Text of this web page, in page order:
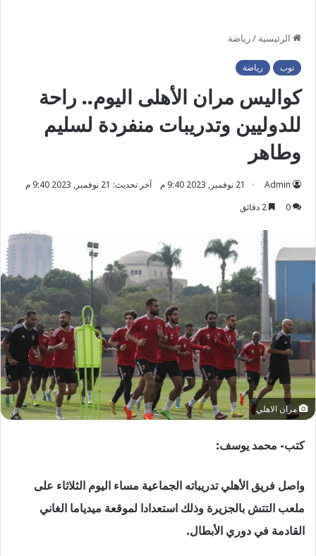
الرئيسية /رياضة
توب رياضة
كواليس مران الأهلى اليوم.. راحة
للدوليين وتدريبات منفردة لسليم
وطاهر
Admin 21 نوفمبر, 2023 9:40 م
آخر تحديث: 21 نوفمبر, 2023 9:40 م
0
مران الاهلي
كتب- محمد يوسف:
واصل فريق الأهلي تدريباته الجماعية مساء اليوم الثلاثاء على
ملعب التتش بالجزيرة وذلك استعدادا لموقعة ميدياما الغاني
القادمة في دوري الأبطال.